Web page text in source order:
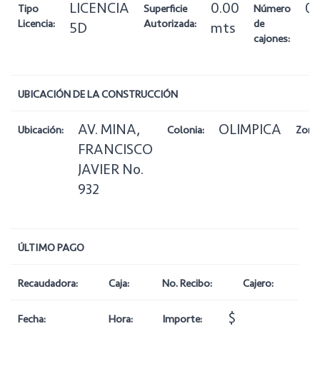
Tipo
Licencia:
LICENCIA
5D
Superficie
Autorizada:
0.00
mts
Número
de
cajones:
0
UBICACIÓN DE LA CONSTRUCCIÓN
Ubicación:
AV. MINA,
FRANCISCO
JAVIER No.
932
Colonia: OLIMPICA Zona:
ÚLTIMO PAGO
Recaudadora: Caja: No. Recibo: Cajero:
Fecha: Hora: Importe: $